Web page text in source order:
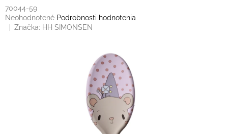
70044-59
Priemerné
hodnotenie
Neohodnotené Podrobnosti hodnotenia
Značka: HH SIMONSEN